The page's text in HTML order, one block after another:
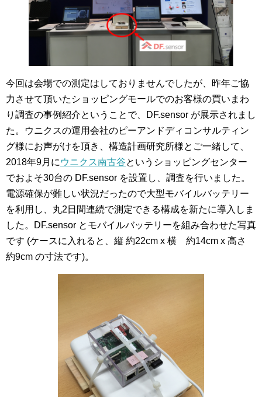
今回は会場での測定はしておりませんでしたが、昨年ご協
力させて頂いたショッピングモールでのお客様の買いまわ
り調査の事例紹介ということで、DF.sensor が展示されまし
た。ウニクスの運用会社のピーアンドディコンサルティン
グ様にお声がけを頂き、構造計画研究所様とご一緒して、
2018年9月に ウニクス南古谷というショッピングセンター
でおよそ30台の DF.sensor を設置し、調査を行いました。
電源確保が難しい状況だったので大型モバイルバッテリー
を利用し、丸2日間連続で測定できる構成を新たに導入しま
した。DF.sensor とモバイルバッテリーを組み合わせた写真
です (ケースに入れると、縦 約22cm x 横 約14cm x 高さ
約9cm の寸法です)。